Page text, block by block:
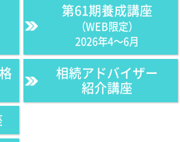
第61期養成講座
（WEB限定）
2026年4〜6月
相続アドバイザー
紹介講座